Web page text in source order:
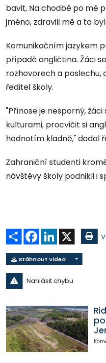
bavit, Na chodbě po mě
jméno, zdravili mě a to
Komunikačním jazykem
případě angličtina. Žáci
rozhovorech a
ředitel školy.
"Přínose je nesporný,
kulturami, procvičit si
hodnotím kladně," dodal
Zahraniční studenti
návštěvy školy podnikli i
Sdílet Facebook
LinkedIn
Stáhnout video
Nahlásit chybu